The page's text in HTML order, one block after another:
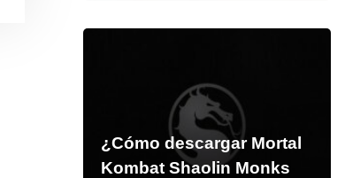
¿Cómo descargar Mortal
Kombat Shaolin Monks